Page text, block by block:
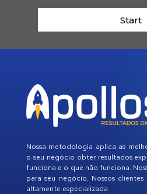
Start
Nossa metodologia aplica as
o seu negócio obter resultados
funciona e o que não funciona.
para seu negócio. Nossos
altamente especializada